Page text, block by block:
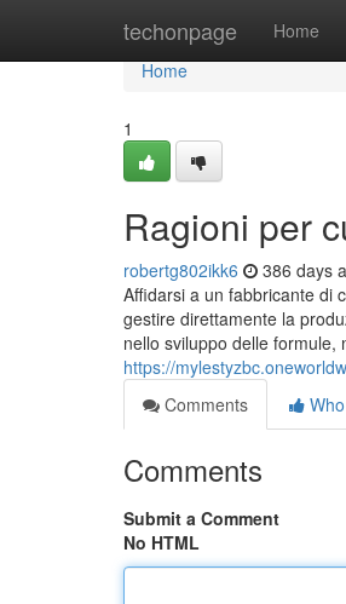
techonpage Home
Home
Home
1
Ragioni per
robertg802ikk6 386 days
Affidarsi a un fabbricante di
gestire direttamente la
nello sviluppo delle
https://
Comments
Comments
Submit a Comment
No HTML